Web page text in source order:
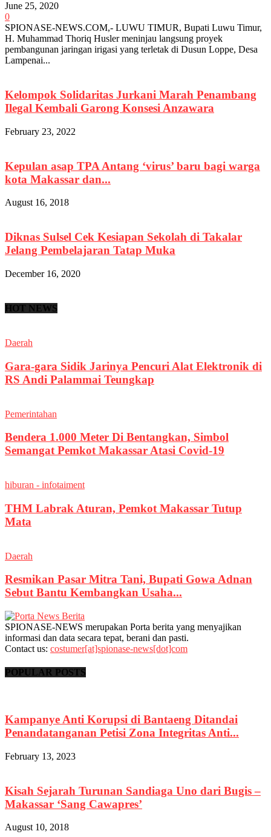
June 25, 2020
0
SPIONASE-NEWS.COM,- LUWU TIMUR, Bupati Luwu Timur,
H. Muhammad Thoriq Husler meninjau langsung proyek
pembangunan jaringan irigasi yang terletak di Dusun Loppe, Desa
Lampenai...
Kelompok Solidaritas Jurkani Marah Penambang
Ilegal Kembali Garong Konsesi Anzawara
February 23, 2022
Kepulan asap TPA Antang ‘virus’ baru bagi warga
kota Makassar dan...
August 16, 2018
Diknas Sulsel Cek Kesiapan Sekolah di Takalar
Jelang Pembelajaran Tatap Muka
December 16, 2020
HOT NEWS
Daerah
Gara-gara Sidik Jarinya Pencuri Alat Elektronik di
RS Andi Palammai Teungkap
Pemerintahan
Bendera 1.000 Meter Di Bentangkan, Simbol
Semangat Pemkot Makassar Atasi Covid-19
hiburan - infotaiment
THM Labrak Aturan, Pemkot Makassar Tutup
Mata
Daerah
Resmikan Pasar Mitra Tani, Bupati Gowa Adnan
Sebut Bantu Kembangkan Usaha...
SPIONASE-NEWS merupakan Porta berita yang menyajikan
informasi dan data secara tepat, berani dan pasti.
Contact us: costumer[at]spionase-news[dot]com
POPULAR POSTS
Kampanye Anti Korupsi di Bantaeng Ditandai
Penandatanganan Petisi Zona Integritas Anti...
February 13, 2023
Kisah Sejarah Turunan Sandiaga Uno dari Bugis –
Makassar ‘Sang Cawapres’
August 10, 2018